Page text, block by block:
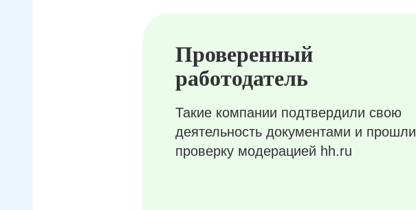
Проверенный
работодатель
Такие компании подтвердили свою
деятельность документами и прошли
проверку модерацией hh.ru